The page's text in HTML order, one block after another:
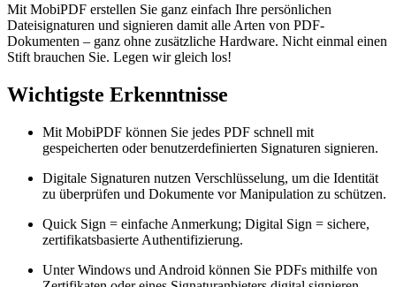
Mit MobiPDF erstellen Sie ganz einfach Ihre persönlichen
Dateisignaturen und signieren damit alle Arten von PDF-
Dokumenten – ganz ohne zusätzliche Hardware. Nicht einmal einen
Stift brauchen Sie. Legen wir gleich los!
Wichtigste Erkenntnisse
Mit MobiPDF können Sie jedes PDF schnell mit
gespeicherten oder benutzerdefinierten Signaturen signieren.
Digitale Signaturen nutzen Verschlüsselung, um die Identität
zu überprüfen und Dokumente vor Manipulation zu schützen.
Quick Sign = einfache Anmerkung; Digital Sign = sichere,
zertifikatsbasierte Authentifizierung.
Unter Windows und Android können Sie PDFs mithilfe von